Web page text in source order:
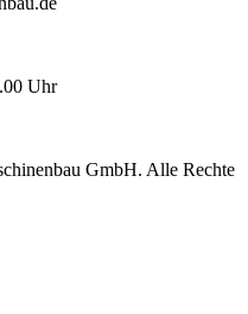
Uhr
GmbH. Alle Rechte